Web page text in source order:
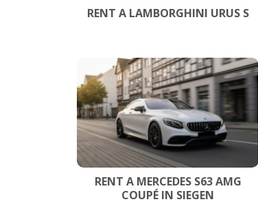
RENT A LAMBORGHINI URUS S
RENT A MERCEDES S63 AMG
COUPÉ IN SIEGEN